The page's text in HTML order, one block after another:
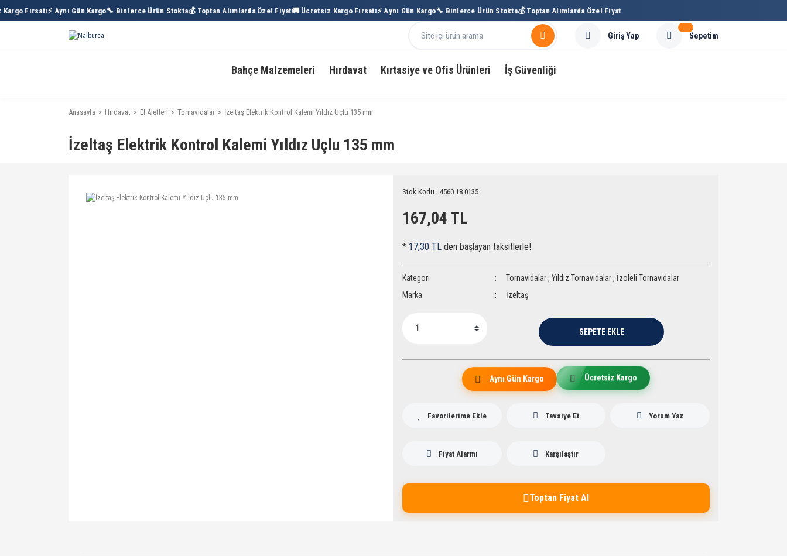
Fırsatı⚡ Aynı Gün Kargo🔧 Binlerce Ürün Stokta💰 Toptan Alımlarda Özel Fiyat🚚 Ücretsiz Kargo Fırsatı⚡ Aynı Gün Kargo🔧 Binlerce Ürün Stokta💰 Toptan Alımlarda Özel Fiyat
Giriş Yap Sepetim
Bahçe Malzemeleri Hırdavat Kırtasiye ve Ofis Ürünleri İş Güvenliği
Anasayfa Hırdavat El Aletleri Tornavidalar İzeltaş Elektrik Kontrol Kalemi Yıldız Uçlu 135 mm
İzeltaş Elektrik Kontrol Kalemi Yıldız Uçlu 135 mm
Stok Kodu : 4560 18 0135
167,04 TL
* 17,30 TL den başlayan taksitlerle!
Kategori Tornavidalar , Yıldız Tornavidalar , İzoleli Tornavidalar
Marka
İzeltaş
SEPETE EKLE
Aynı Gün Kargo Ücretsiz Kargo
Tavsiye Et Yorum Yaz
Fiyat Alarmı Karşılaştır
Toptan Fiyat Al